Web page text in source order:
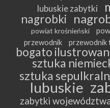
lubuskie zabytki
nagrobki
powiat krośnieński
przewodnik
bogato
sztuka
sztuka
lubuskie
zabytki